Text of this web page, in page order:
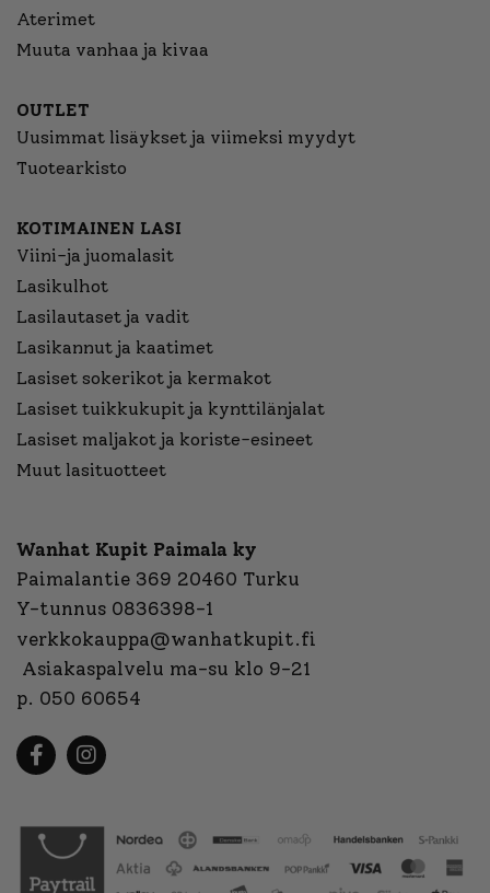
Aterimet
Muuta vanhaa ja kivaa
OUTLET
Uusimmat lisäykset ja viimeksi myydyt
Tuotearkisto
KOTIMAINEN LASI
Viini-ja juomalasit
Lasikulhot
Lasilautaset ja vadit
Lasikannut ja kaatimet
Lasiset sokerikot ja kermakot
Lasiset tuikkukupit ja kynttilänjalat
Lasiset maljakot ja koriste-esineet
Muut lasituotteet
Wanhat Kupit Paimala ky
Paimalantie 369 20460 Turku
Y-tunnus 0836398-1
verkkokauppa@wanhatkupit.fi
Asiakaspalvelu ma-su klo 9-21
p. 050 60654